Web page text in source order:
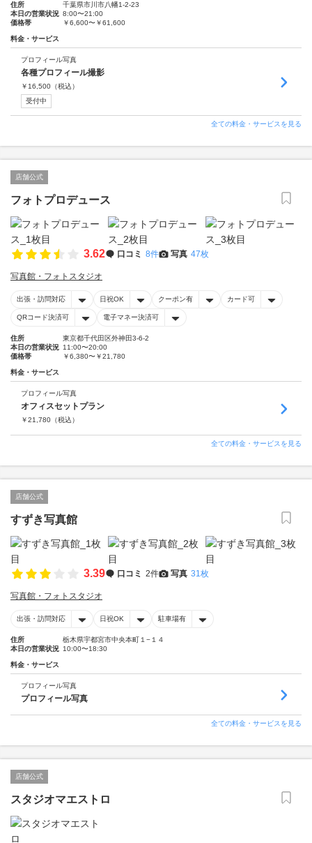
住所
千葉県市川市八幡1-2-23
本日の営業状況 8:00〜21:00
価格帯
￥6,600〜￥61,600
料金・サービス
プロフィール写真
各種プロフィール撮影
￥ 16,500 （税込）
受付中
全ての料金・サービスを見る
店舗公式
フォトプロデュース
3.62 口コミ 8件 写真 47枚
写真館・フォトスタジオ
出張・訪問対応 日祝OK クーポン有 カード可
QRコード決済可 電子マネー決済可
住所
東京都千代田区外神田3-6-2
本日の営業状況 11:00〜20:00
価格帯
￥6,380〜￥21,780
料金・サービス
プロフィール写真
オフィスセットプラン
￥21,780 （税込）
全ての料金・サービスを見る
店舗公式
すずき写真館
3.39 口コミ 2件 写真 31枚
写真館・フォトスタジオ
出張・訪問対応 日祝OK 駐車場有
住所
栃木県宇都宮市中央本町１−１４
本日の営業状況 10:00〜18:30
料金・サービス
プロフィール写真
プロフィール写真
全ての料金・サービスを見る
店舗公式
スタジオマエストロ